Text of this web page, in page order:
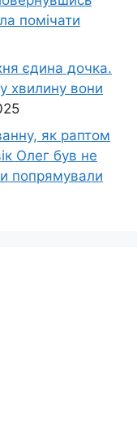
помічати
єдина дочка.
хвилину вони
як раптом
Олег був не
попрямували